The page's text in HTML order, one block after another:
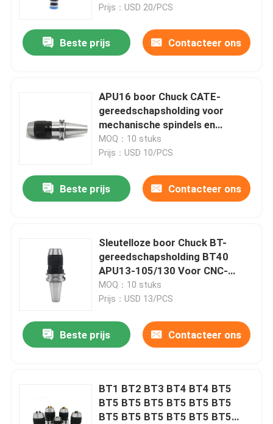
Prijs：USD 20/PCS
Beste prijs Contacteer ons
APU16 boor Chuck CATE-
gereedschapsholding voor
mechanische spindels en
snijgereedschappen
MOQ：10 stuks
Prijs：USD 10/PCS
Beste prijs Contacteer ons
Sleutelloze boor Chuck BT-
gereedschapsholding BT40
APU13-105/130 Voor CNC-
freesmachine
MOQ：10 stuks
Prijs：USD 13/PCS
Beste prijs Contacteer ons
BT1 BT2 BT3 BT4 BT4 BT5
BT5 BT5 BT5 BT5 BT5 BT5
BT5 BT5 BT5 BT5 BT5 BT5